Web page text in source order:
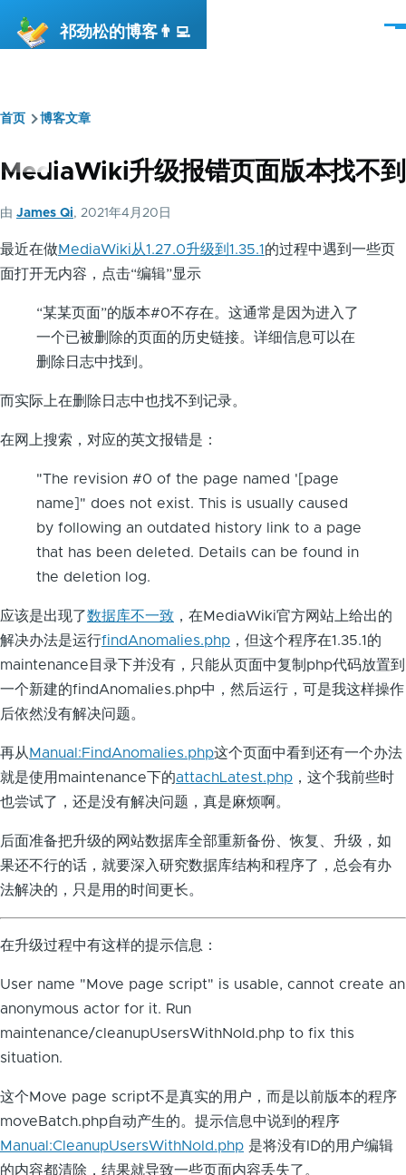
祁劲松的博客👨‍💻
菜
面
包
首页 博客文章
MediaWiki升级报错页面版本找不到
由 James Qi, 2021年4月20日
最近在做MediaWiki从1.27.0升级到1.35.1 的过程中遇到一些页
面打开无内容，点击“编辑”显示
“某某页面”的版本#0不存在。这通常是因为进入了
一个已被删除的页面的历史链接。详细信息可以在
删除日志中找到。
而实际上在删除日志中也找不到记录。
在网上搜索，对应的英文报错是：
"The revision #0 of the page named '[page
name]" does not exist. This is usually caused
by following an outdated history link to a page
that has been deleted. Details can be found in
the deletion log.
应该是出现了数据库不一致 ，在MediaWiki官方网站上给出的
解决办法是运行findAnomalies.php ，但这个程序在1.35.1的
maintenance目录下并没有，只能从页面中复制php代码放置到
一个新建的findAnomalies.php中，然后运行，可是我这样操作
后依然没有解决问题。
再从 Manual:FindAnomalies.php这个页面中看到还有一个办法
就是使用maintenance下的attachLatest.php ，这个我前些时
也尝试了，还是没有解决问题，真是麻烦啊。
后面准备把升级的网站数据库全部重新备份、恢复、升级，如
果还不行的话，就要深入研究数据库结构和程序了，总会有办
法解决的，只是用的时间更长。
在升级过程中有这样的提示信息：
User name "Move page script" is usable, cannot create an
anonymous actor for it. Run
maintenance/cleanupUsersWithNoId.php to fix this
situation.
这个Move page script不是真实的用户，而是以前版本的程序
moveBatch.php自动产生的。提示信息中说到的程序
Manual:CleanupUsersWithNoId.php 是将没有ID的用户编辑
的内容都清除，结果就导致一些页面内容丢失了。